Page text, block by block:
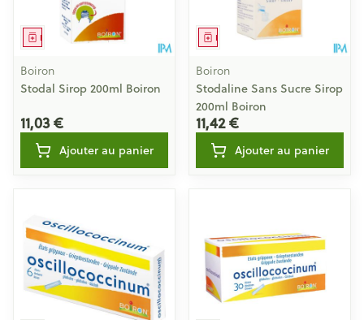
Médicament
Boiron
Stodal Sirop 200ml Boiron
11,03 €
Ajouter au panier
Médicament
Boiron
Stodaline Sans Sucre Sirop
200ml Boiron
11,42 €
Ajouter au panier